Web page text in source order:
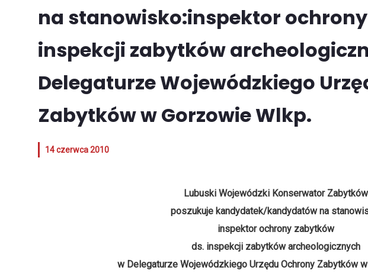
na stanowisko:inspektor
inspekcji zabytków
Delegaturze Wojewódzkiego
Zabytków w Gorzowie Wlkp.
14 czerwca 2010
Lubuski Wojewódzki Konserwator Zabytków
poszukuje kandydatek/kandydatów na
inspektor ochrony zabytków
ds. inspekcji zabytków archeologicznych
w Delegaturze Wojewódzkiego Urzędu Ochrony Zabytków